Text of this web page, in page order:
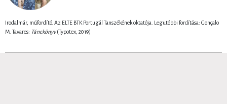
Irodalmár, műfordító. Az ELTE BTK Portugál Tanszékének oktatója. Legutóbbi fordítása: Gonçalo
M. Tavares: Tánckönyv(Typotex, 2019)